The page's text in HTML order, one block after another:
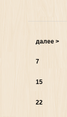
далее >
7
15
22